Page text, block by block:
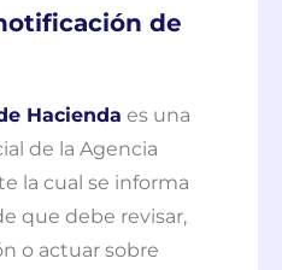
de
Hacienda es una
de la Agencia
la cual se informa
que debe revisar,
o actuar sobre